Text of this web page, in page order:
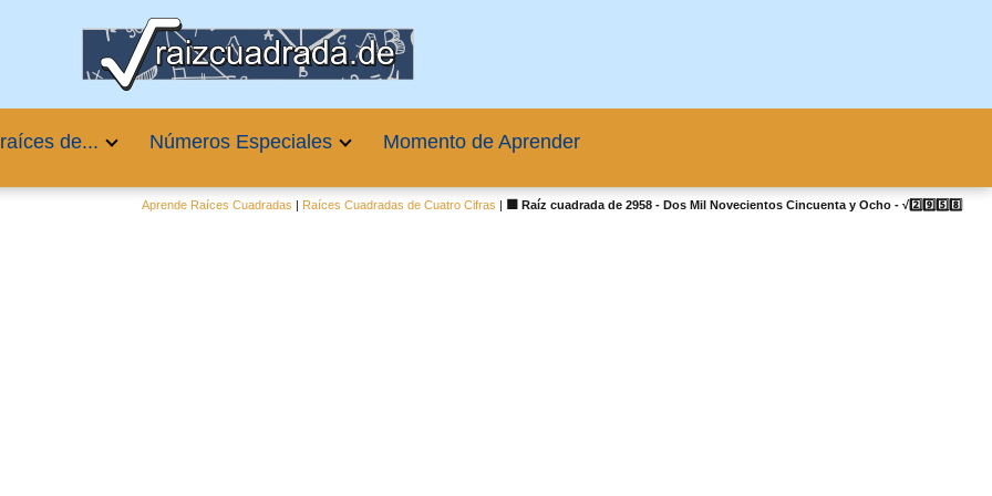
de... Números Especiales Momento de Aprender
Aprende Raíces Cuadradas | Raíces Cuadradas de Cuatro Cifras | 🟦 Raíz cuadrada de 2958 - Dos Mil Novecientos Cincuenta y Ocho - √2️⃣9️⃣5️⃣8️⃣